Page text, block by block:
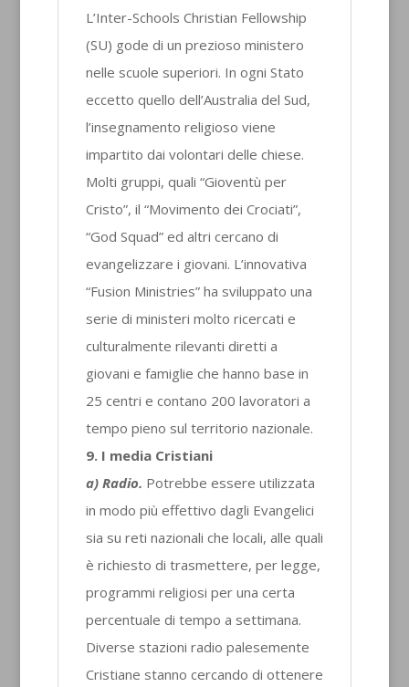
L’Inter-Schools Christian Fellowship
(SU) gode di un prezioso ministero
nelle scuole superiori. In ogni Stato
eccetto quello dell’Australia del Sud,
l’insegnamento religioso viene
impartito dai volontari delle chiese.
Molti gruppi, quali “Gioventù per
Cristo”, il “Movimento dei Crociati”,
“God Squad” ed altri cercano di
evangelizzare i giovani. L’innovativa
“Fusion Ministries” ha sviluppato una
serie di ministeri molto ricercati e
culturalmente rilevanti diretti a
giovani e famiglie che hanno base in
25 centri e contano 200 lavoratori a
tempo pieno sul territorio nazionale.
9. I media Cristiani
a) Radio. Potrebbe essere utilizzata
in modo più effettivo dagli Evangelici
sia su reti nazionali che locali, alle quali
è richiesto di trasmettere, per legge,
programmi religiosi per una certa
percentuale di tempo a settimana.
Diverse stazioni radio palesemente
Cristiane stanno cercando di ottenere